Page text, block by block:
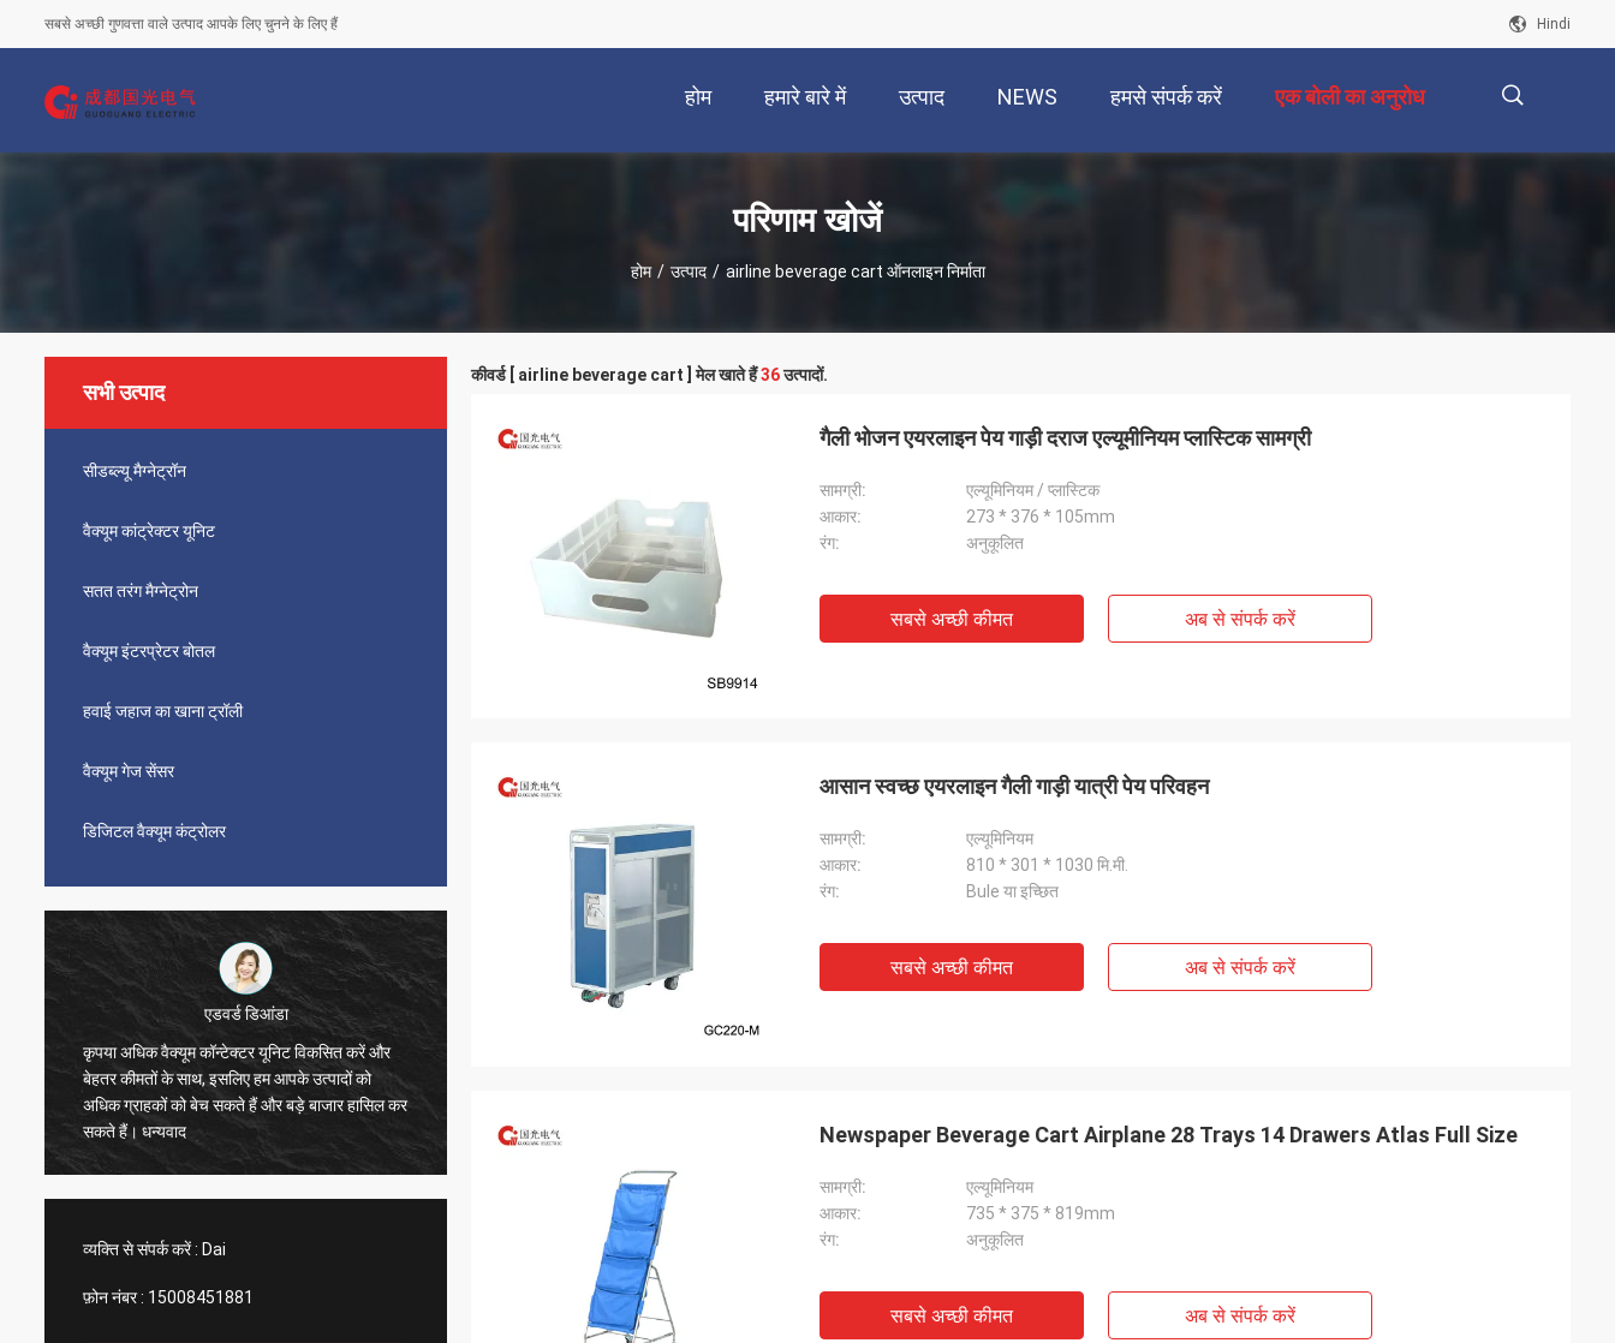
सबसे अच्छी गुणवत्ता वाले उत्पाद आपके लिए चुनने के लिए हैं Hindi
होम हमारे बारे में उत्पाद NEWS हमसे संपर्क करें एक बोली का अनुरोध
परिणाम खोजें
होम / उत्पाद / airline beverage cart ऑनलाइन निर्माता
सभी उत्पाद
सीडब्ल्यू मैग्नेट्रॉन
वैक्यूम कांट्रेक्टर यूनिट
सतत तरंग मैग्नेट्रोन
वैक्यूम इंटरप्रेटर बोतल
हवाई जहाज का खाना ट्रॉली
वैक्यूम गेज सेंसर
डिजिटल वैक्यूम कंट्रोलर
एडवर्ड डिआंडा
कृपया अधिक वैक्यूम कॉन्टेक्टर यूनिट विकसित करें और
बेहतर कीमतों के साथ, इसलिए हम आपके उत्पादों को
अधिक ग्राहकों को बेच सकते हैं और बड़े बाजार हासिल कर
सकते हैं। धन्यवाद
व्यक्ति से संपर्क करें : Dai
फ़ोन नंबर : 15008451881
कीवर्ड [ airline beverage cart ] मेल खाते हैं36उत्पादों.
गैली भोजन एयरलाइन पेय गाड़ी दराज एल्यूमीनियम प्लास्टिक सामग्री
सामग्री:
एल्यूमिनियम / प्लास्टिक
आकार:
273 * 376 * 105mm
रंग:
अनुकूलित
सबसे अच्छी कीमत अब से संपर्क करें
आसान स्वच्छ एयरलाइन गैली गाड़ी यात्री पेय परिवहन
सामग्री:
एल्यूमिनियम
आकार:
810 * 301 * 1030 मि.मी.
रंग:
Bule या इच्छित
सबसे अच्छी कीमत अब से संपर्क करें
Newspaper Beverage Cart Airplane 28 Trays 14 Drawers Atlas Full Size
सामग्री:
एल्यूमिनियम
आकार:
735 * 375 * 819mm
रंग:
अनुकूलित
सबसे अच्छी कीमत अब से संपर्क करें